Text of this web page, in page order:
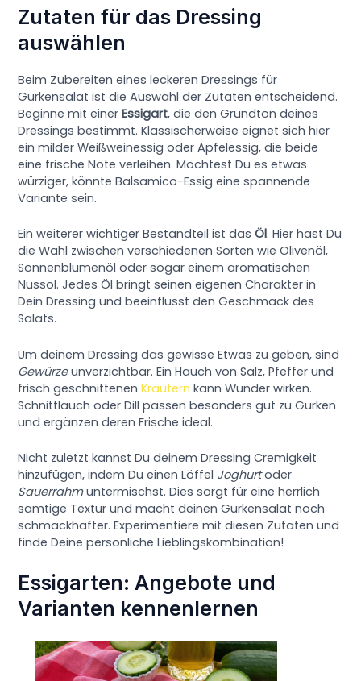
Zutaten für das Dressing
auswählen
Beim Zubereiten eines leckeren Dressings für
Gurkensalat ist die Auswahl der Zutaten entscheidend.
Beginne mit einerEssigart, die den Grundton deines
Dressings bestimmt. Klassischerweise eignet sich hier
ein milder Weißweinessig oder Apfelessig, die beide
eine frische Note verleihen. Möchtest Du es etwas
würziger, könnte Balsamico-Essig eine spannende
Variante sein.
Ein weiterer wichtiger Bestandteil ist dasÖl. Hier hast Du
die Wahl zwischen verschiedenen Sorten wie Olivenöl,
Sonnenblumenöl oder sogar einem aromatischen
Nussöl. Jedes Öl bringt seinen eigenen Charakter in
Dein Dressing und beeinflusst den Geschmack des
Salats.
Um deinem Dressing das gewisse Etwas zu geben, sind
Gewürzeunverzichtbar. Ein Hauch von Salz, Pfeffer und
frisch geschnittenenKräutern kann Wunder wirken.
Schnittlauch oder Dill passen besonders gut zu Gurken
und ergänzen deren Frische ideal.
Nicht zuletzt kannst Du deinem Dressing Cremigkeit
hinzufügen, indem Du einen Löffel Joghurtoder
Sauerrahmuntermischst. Dies sorgt für eine herrlich
samtige Textur und macht deinen Gurkensalat noch
schmackhafter. Experimentiere mit diesen Zutaten und
finde Deine persönliche Lieblingskombination!
Essigarten: Angebote und
Varianten kennenlernen